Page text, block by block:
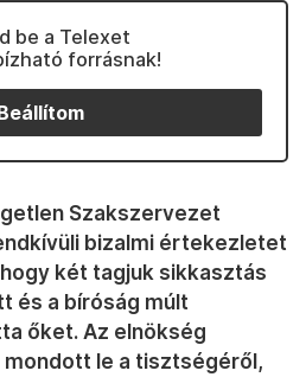
be a Telexet
forrásnak!
Szakszervezet
bizalmi értekezletet
két tagjuk sikkasztás
és a bíróság múlt
őket. Az elnökség
le a tisztségéről,